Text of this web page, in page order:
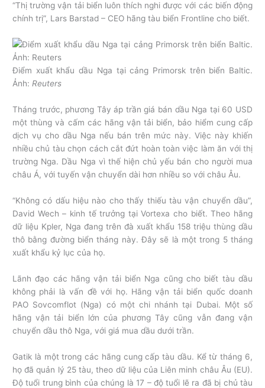
“Thị trường vận tải biển luôn thích nghi được với các biến động
chính trị”, Lars Barstad – CEO hãng tàu biển Frontline cho biết.
Điểm xuất khẩu dầu Nga tại cảng Primorsk trên biển Baltic.
Ảnh:Reuters
Tháng trước, phương Tây áp trần giá bán dầu Nga tại 60 USD
một thùng và cấm các hãng vận tải biển, bảo hiểm cung cấp
dịch vụ cho dầu Nga nếu bán trên mức này. Việc này khiến
nhiều chủ tàu chọn cách cắt đứt hoàn toàn việc làm ăn với thị
trường Nga. Dầu Nga vì thế hiện chủ yếu bán cho người mua
châu Á, với tuyến vận chuyển dài hơn nhiều so với châu Âu.
“Không có dấu hiệu nào cho thấy thiếu tàu vận chuyển dầu”,
David Wech – kinh tế trưởng tại Vortexa cho biết. Theo hãng
dữ liệu Kpler, Nga đang trên đà xuất khẩu 158 triệu thùng dầu
thô bằng đường biển tháng này. Đây sẽ là một trong 5 tháng
xuất khẩu kỷ lục của họ.
Lãnh đạo các hãng vận tải biển Nga cũng cho biết tàu dầu
không phải là vấn đề với họ. Hãng vận tải biển quốc doanh
PAO Sovcomflot (Nga) có một chi nhánh tại Dubai. Một số
hãng vận tải biển lớn của phương Tây cũng vẫn đang vận
chuyển dầu thô Nga, với giá mua dầu dưới trần.
Gatik là một trong các hãng cung cấp tàu dầu. Kể từ tháng 6,
họ đã quản lý 25 tàu, theo dữ liệu của Liên minh châu Âu (EU).
Độ tuổi trung bình của chúng là 17 – độ tuổi lẽ ra đã bị chủ tàu